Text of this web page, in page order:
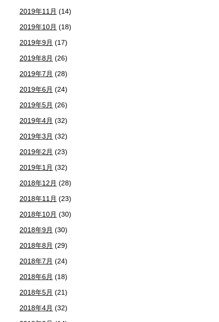
2019年11月 (14)
2019年10月 (18)
2019年9月 (17)
2019年8月 (26)
2019年7月 (28)
2019年6月 (24)
2019年5月 (26)
2019年4月 (32)
2019年3月 (32)
2019年2月 (23)
2019年1月 (32)
2018年12月 (28)
2018年11月 (23)
2018年10月 (30)
2018年9月 (30)
2018年8月 (29)
2018年7月 (24)
2018年6月 (18)
2018年5月 (21)
2018年4月 (32)